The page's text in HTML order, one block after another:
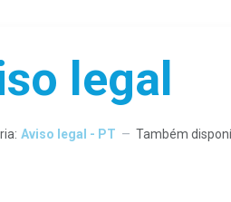
legal
Aviso legal - PT Também